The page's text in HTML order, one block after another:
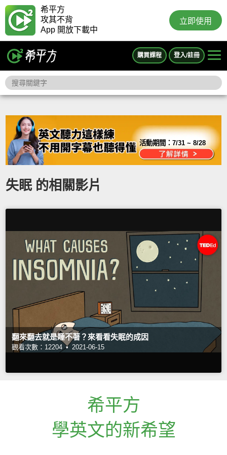
希平方
攻其不背
App 開放下載中
立即使用
購買課程 登入/註冊
活動期間：7/31 ~ 8/28
失眠 的相關影片
翻來翻去就是睡不著？來看看失眠的成因
觀看次數：12204 • 2021-06-15
希平方
學英文的新希望